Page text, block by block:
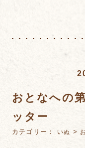
おとなへの
ッター
カテゴリー： いぬ >